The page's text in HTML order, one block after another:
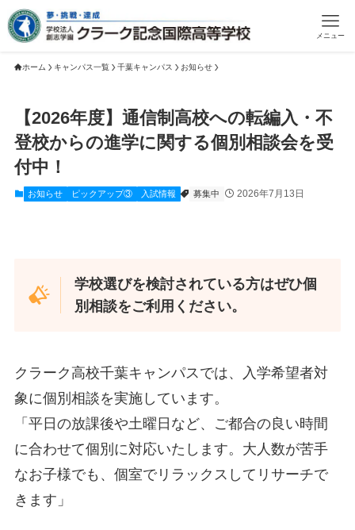
メニュー
ホーム キャンパス一覧 千葉キャンパス お知らせ
【2026年度】通信制高校への転編入・不
登校からの進学に関する個別相談会を受
付中！
お知らせ ピックアップ③ 入試情報 募集中 2026年7月13日
学校選びを検討されている方はぜひ個
別相談をご利用ください。
クラーク高校千葉キャンパスでは、入学希望者対
象に個別相談を実施しています。
「平日の放課後や土曜日など、ご都合の良い時間
に合わせて個別に対応いたします。大人数が苦手
なお子様でも、個室でリラックスしてリサーチで
きます」